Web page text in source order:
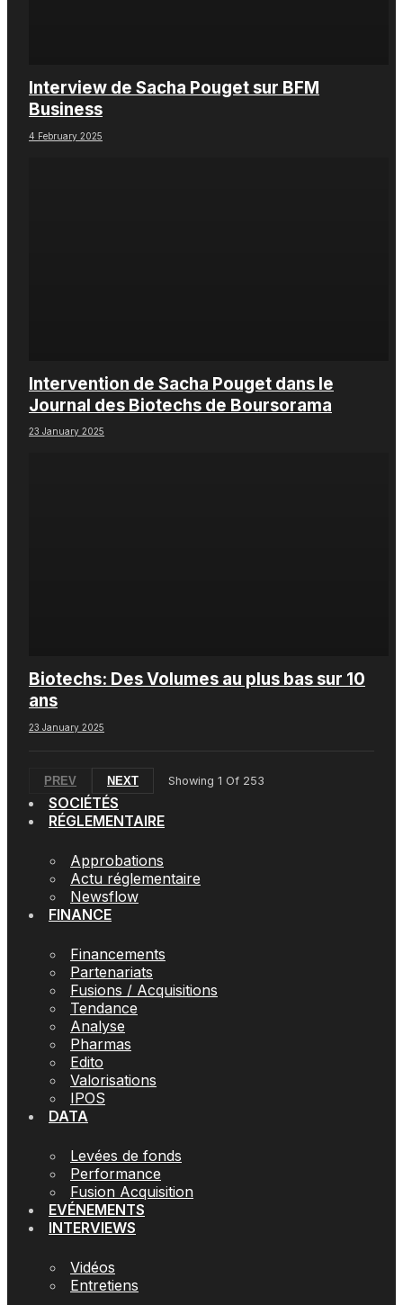
Interview de Sacha Pouget sur BFM
Business
4 February 2025
Intervention de Sacha Pouget dans le
Journal des Biotechs de Boursorama
23 January 2025
Biotechs: Des Volumes au plus bas sur 10
ans
23 January 2025
PREV NEXT Showing 1 Of 253
SOCIÉTÉS
RÉGLEMENTAIRE
Approbations
Actu réglementaire
Newsflow
FINANCE
Financements
Partenariats
Fusions / Acquisitions
Tendance
Analyse
Pharmas
Edito
Valorisations
IPOS
DATA
Levées de fonds
Performance
Fusion Acquisition
EVÉNEMENTS
INTERVIEWS
Vidéos
Entretiens